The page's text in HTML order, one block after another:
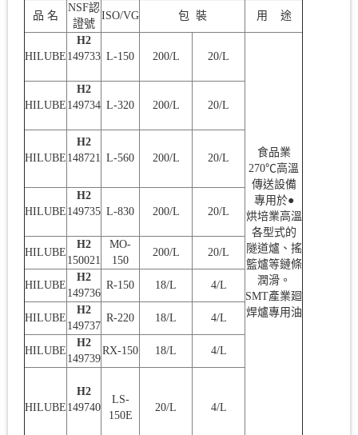
品 名
NSF認
證號
ISO/VG 包 裝 用 途
HILUBE
H2
149733 L-150 200/L 20/L
食品業
270℃高溫
傳送設備
專用於●
烘培業高溫
各型式的
隧道爐、搖
籃爐等鏈條
潤滑。
SMT產業廻
焊爐專用油
HILUBE
H2
149734 L-320 200/L 20/L
HILUBE
H2
148721
L-560 200/L 20/L
HILUBE
H2
149735 L-830 200/L 20/L
HILUBE
H2
150021
MO-
150
200/L 20/L
HILUBE
H2
149736
R-150 18/L 4/L
HILUBE
H2
149737
R-220 18/L 4/L
HILUBE
H2
149739
RX-150 18/L 4/L
HILUBE
H2
149740
LS-
150E
20/L 4/L